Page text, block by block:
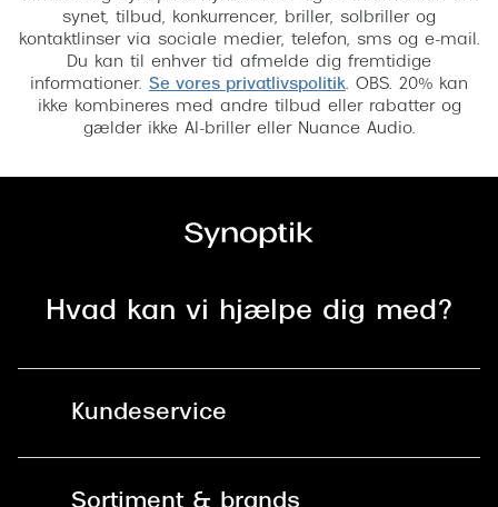
synet, tilbud, konkurrencer, briller, solbriller og
kontaktlinser via sociale medier, telefon, sms og e-mail.
Du kan til enhver tid afmelde dig fremtidige
informationer. Se vores privatlivspolitik. OBS. 20% kan
ikke kombineres med andre tilbud eller rabatter og
gælder ikke AI-briller eller Nuance Audio.
Hvad kan vi hjælpe dig med?
Kundeservice
Sortiment & brands